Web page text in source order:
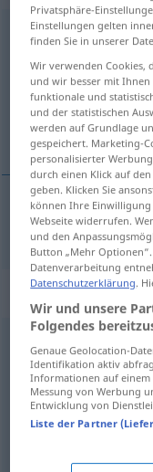
haltint
Übersicht aller
(Für mehr Details die
立定！
立定！[lìdìng!]
halt denMund
住嘴[zhùzǔi]
halt dieFresse!
Privatsphäre-
Einstellungen gelten
finden Sie in unserer
Wir verwenden Cookies,
und wir besser mit
funktionale und
und der statistischen
werden auf Grundlage
gespeichert. Marketing-
personalisierter
durch einen Klick auf
geben. Klicken Sie
können Ihre
Webseite widerrufen.
und den
Button „Mehr
Datenverarbeitung
Datenschutzerklärung.
Wir und unsere
Folgendes
Genaue Geolocation-
Identifikation aktiv
Informationen auf einem
Messung von Werbung
Entwicklung von
Liste der Partner